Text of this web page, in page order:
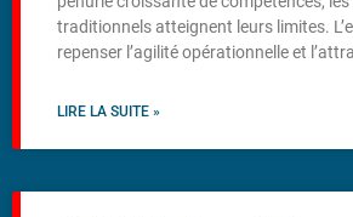
traditionnels atteignent leurs limites.
repenser l’agilité opérationnelle et
LIRE LA SUITE »